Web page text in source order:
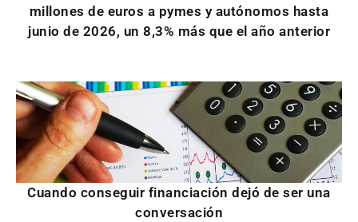
millones de euros a pymes y autónomos hasta
junio de 2026, un 8,3% más que el año anterior
Cuando conseguir financiación dejó de ser una
conversación